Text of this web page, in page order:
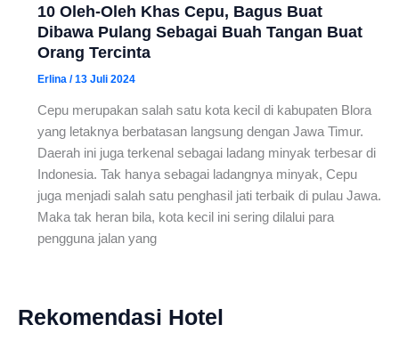
10 Oleh-Oleh Khas Cepu, Bagus Buat
Dibawa Pulang Sebagai Buah Tangan Buat
Orang Tercinta
Erlina /13 Juli 2024
Cepu merupakan salah satu kota kecil di kabupaten Blora
yang letaknya berbatasan langsung dengan Jawa Timur.
Daerah ini juga terkenal sebagai ladang minyak terbesar di
Indonesia. Tak hanya sebagai ladangnya minyak, Cepu
juga menjadi salah satu penghasil jati terbaik di pulau Jawa.
Maka tak heran bila, kota kecil ini sering dilalui para
pengguna jalan yang
Rekomendasi Hotel